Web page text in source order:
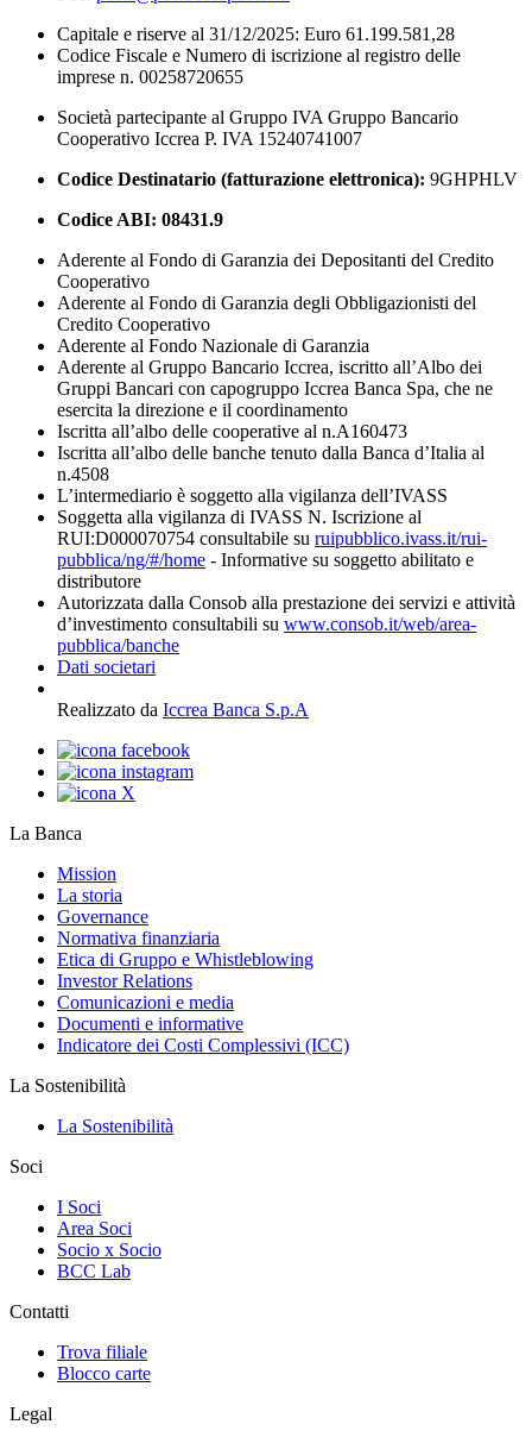
Capitale e riserve al 31/12/2025: Euro 61.199.581,28
Codice Fiscale e Numero di iscrizione al registro delle
imprese n. 00258720655
Società partecipante al Gruppo IVA Gruppo Bancario
Cooperativo Iccrea P. IVA 15240741007
Codice Destinatario (fatturazione elettronica): 9GHPHLV
Codice ABI: 08431.9
Aderente al Fondo di Garanzia dei Depositanti del Credito
Cooperativo
Aderente al Fondo di Garanzia degli Obbligazionisti del
Credito Cooperativo
Aderente al Fondo Nazionale di Garanzia
Aderente al Gruppo Bancario Iccrea, iscritto all’Albo dei
Gruppi Bancari con capogruppo Iccrea Banca Spa, che ne
esercita la direzione e il coordinamento
Iscritta all’albo delle cooperative al n.A160473
Iscritta all’albo delle banche tenuto dalla Banca d’Italia al
n.4508
L’intermediario è soggetto alla vigilanza dell’IVASS
Soggetta alla vigilanza di IVASS N. Iscrizione al
RUI:D000070754 consultabile su ruipubblico.ivass.it/rui-
pubblica/ng/#/home - Informative su soggetto abilitato e
distributore
Autorizzata dalla Consob alla prestazione dei servizi e attività
d’investimento consultabili su www.consob.it/web/area-
pubblica/banche
Dati societari
Realizzato da Iccrea Banca S.p.A
La Banca
Mission
La storia
Governance
Normativa finanziaria
Etica di Gruppo e Whistleblowing
Investor Relations
Comunicazioni e media
Documenti e informative
Indicatore dei Costi Complessivi (ICC)
La Sostenibilità
La Sostenibilità
Soci
I Soci
Area Soci
Socio x Socio
BCC Lab
Contatti
Trova filiale
Blocco carte
Legal